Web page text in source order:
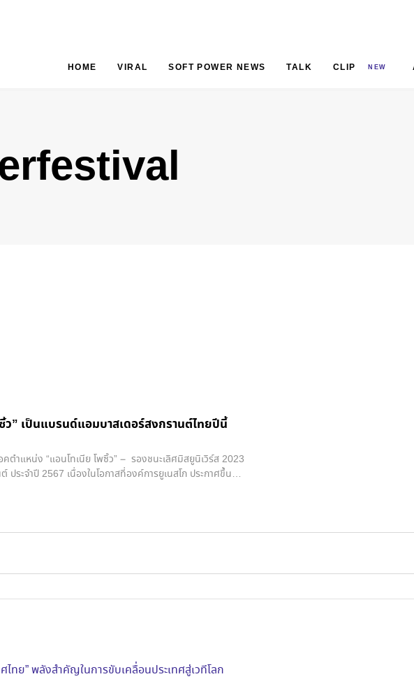
HOME VIRAL SOFT POWER NEWS TALK CLIP NEW
” เป็นแบรนด์แอมบาสเดอร์สงกรานต์ไทยปีนี้
ำแหน่ง “แอนโทเนีย โพซิ้ว” – รองชนะเลิศมิสยูนิเวิร์ส 2023
ประจำปี 2567 เนื่องในโอกาสที่องค์การยูเนสโก ประกาศขึ้น
ณีสงกรานต์ของประเทศไทยให้คงอยู่ต่อไป
ไทย” พลังสำคัญในการขับเคลื่อนประเทศสู่เวทีโลก